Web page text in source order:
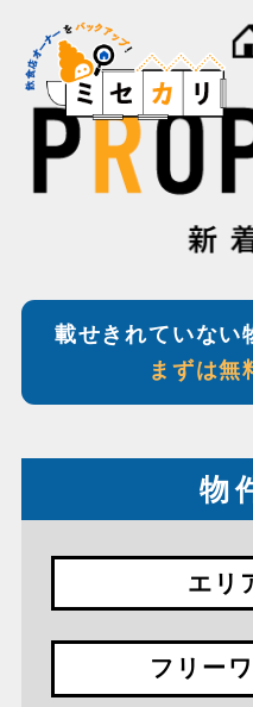
載せきれていない
まずは無
物
エリ
フリー